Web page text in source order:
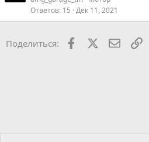
Ответов 15 Дек 11, 2021
Поделиться: Facebook Почта